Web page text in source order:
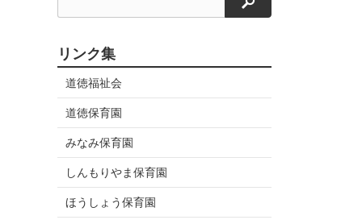
リンク集
道徳福祉会
道徳保育園
みなみ保育園
しんもりやま保育園
ほうしょう保育園